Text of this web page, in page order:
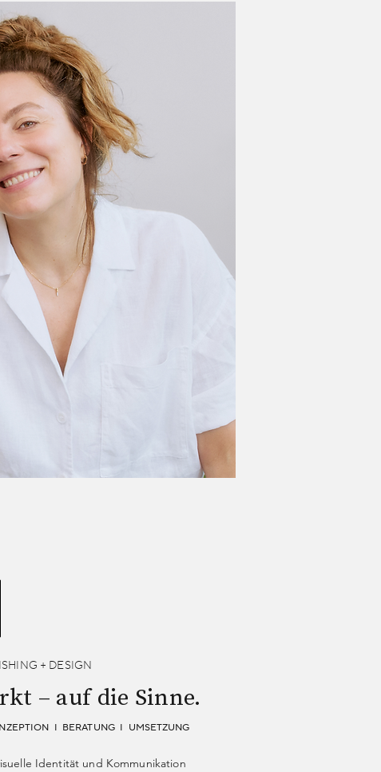
+ DESIGN
– auf die Sinne.
I BERATUNG I UMSETZUNG
Identität und Kommunikation